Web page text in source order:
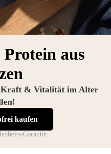
aus
Kraft & Vitalität im Alter
kaufen
Garantie